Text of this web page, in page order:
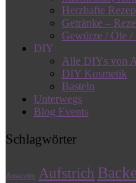
Herzhafte
Getränke –
Gewürze / Öle /
DIY
Alle DIYs von
DIY Kosmetik
Basteln
Unterwegs
Blog Events
Schlagwörter
Amaretto Aufstrich